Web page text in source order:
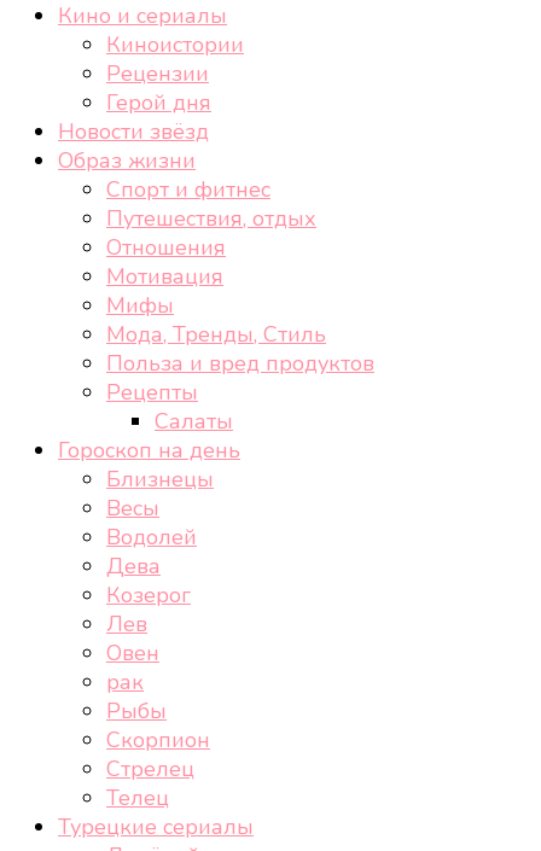
cheek-look.ru
Женский сайт о звездах и кино, а также трендах,
здоровом образе жизни, спорте, стиле, отдыхе и
Кино и сериалы
Киноистории
Рецензии
Герой дня
Новости звёзд
Образ жизни
Спорт и фитнес
Путешествия, отдых
Отношения
Мотивация
Мифы
Мода, Тренды, Стиль
Польза и вред продуктов
Рецепты
Салаты
Гороскоп на день
Близнецы
Весы
Водолей
Дева
Козерог
Лев
Овен
рак
Рыбы
Скорпион
Стрелец
Телец
Турецкие сериалы